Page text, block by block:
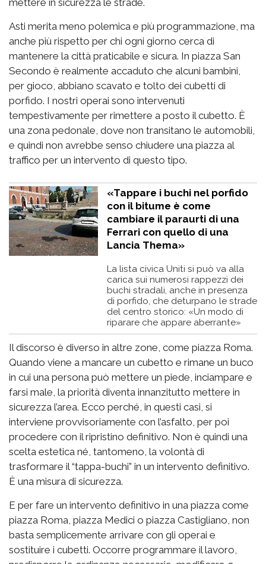
mettere in sicurezza le strade.
Asti merita meno polemica e più programmazione, ma
anche più rispetto per chi ogni giorno cerca di
mantenere la città praticabile e sicura. In piazza San
Secondo è realmente accaduto che alcuni bambini,
per gioco, abbiano scavato e tolto dei cubetti di
porfido. I nostri operai sono intervenuti
tempestivamente per rimettere a posto il cubetto. È
una zona pedonale, dove non transitano le automobili,
e quindi non avrebbe senso chiudere una piazza al
traffico per un intervento di questo tipo.
«Tappare i buchi nel porfido
con il bitume è come
cambiare il paraurti di una
Ferrari con quello di una
Lancia Thema»
La lista civica Uniti si può va alla
carica sui numerosi rappezzi dei
buchi stradali, anche in presenza
di porfido, che deturpano le strade
del centro storico: «Un modo di
riparare che appare aberrante»
Il discorso è diverso in altre zone, come piazza Roma.
Quando viene a mancare un cubetto e rimane un buco
in cui una persona può mettere un piede, inciampare e
farsi male, la priorità diventa innanzitutto mettere in
sicurezza l’area. Ecco perché, in questi casi, si
interviene provvisoriamente con l’asfalto, per poi
procedere con il ripristino definitivo. Non è quindi una
scelta estetica né, tantomeno, la volontà di
trasformare il “tappa-buchi” in un intervento definitivo.
È una misura di sicurezza.
E per fare un intervento definitivo in una piazza come
piazza Roma, piazza Medici o piazza Castigliano, non
basta semplicemente arrivare con gli operai e
sostituire i cubetti. Occorre programmare il lavoro,